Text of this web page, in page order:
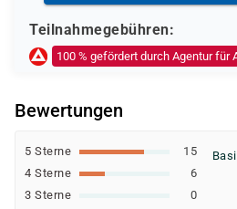
Weitere öffentliche oder
Ob eine Förderung oder
individuellen Prüfung Ihrer
Voraussetzungen und
Teilnahmegebühren:
100 % gefördert durch Agentur für
Bewertungen
5 Sterne
15
4 Sterne
6
3 Sterne
0